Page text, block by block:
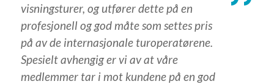
visningsturer, og utfører dette på en
profesjonell og god måte som settes pris
på av de internasjonale turoperatørene.
Spesielt avhengig er vi av at våre
medlemmer tar i mot kundene på en god